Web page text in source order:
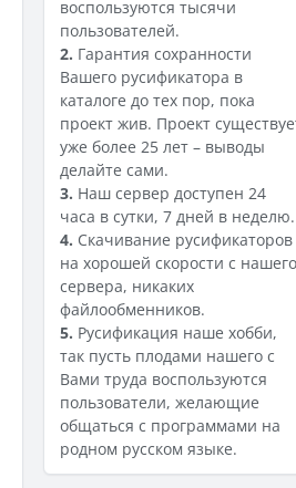
воспользуются тысячи
пользователей.
2. Гарантия сохранности
Вашего русификатора в
каталоге до тех пор, пока
проект жив. Проект
уже более 25 лет – выводы
делайте сами.
3. Наш сервер доступен 24
часа в сутки, 7 дней в неделю.
4. Скачивание русификаторов
на хорошей скорости с нашего
сервера, никаких
файлообменников.
5. Русификация наше хобби,
так пусть плодами нашего с
Вами труда воспользуются
пользователи, желающие
общаться с программами на
родном русском языке.